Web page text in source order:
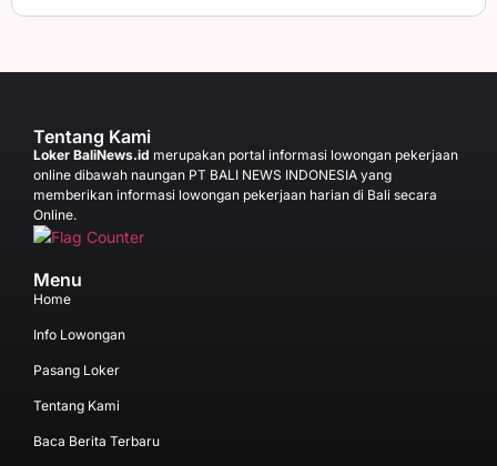
Tentang Kami
Loker BaliNews.id merupakan portal informasi lowongan pekerjaan
online dibawah naungan PT BALI NEWS INDONESIA yang
memberikan informasi lowongan pekerjaan harian di Bali secara
Online.
Menu
Home
Info Lowongan
Pasang Loker
Tentang Kami
Baca Berita Terbaru